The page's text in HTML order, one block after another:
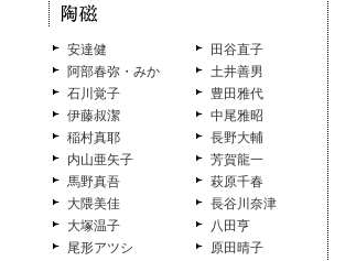
安達健
阿部春弥・みか
石川覚子
伊藤叔潔
稲村真耶
内山亜矢子
馬野真吾
大隈美佳
大塚温子
尾形アツシ
田谷直子
土井善男
豊田雅代
中尾雅昭
長野大輔
芳賀龍一
萩原千春
長谷川奈津
八田亨
原田晴子